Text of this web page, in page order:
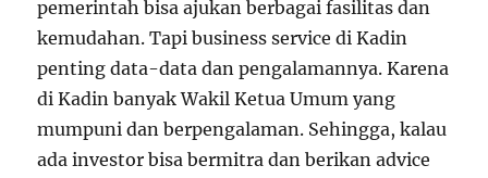
pemerintah bisa ajukan berbagai fasilitas dan
kemudahan. Tapi business service di Kadin
penting data-data dan pengalamannya. Karena
di Kadin banyak Wakil Ketua Umum yang
mumpuni dan berpengalaman. Sehingga, kalau
ada investor bisa bermitra dan berikan advice